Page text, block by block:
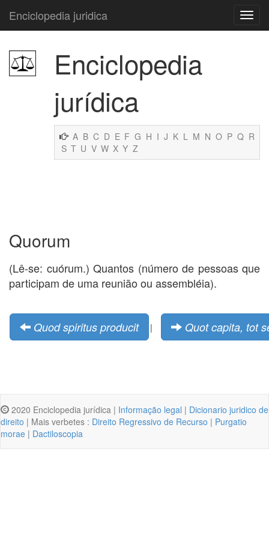
Enciclopedia juridica
Enciclopedia
jurídica
A B C D E F G H I J K L M N O P Q R
S T U V W X Y Z
Quorum
(Lê-se: cuórum.) Quantos (número de pessoas que
participam de uma reunião ou assembléia).
Quod spiritus producit | Quot capita, tot
2020 Enciclopedia jurídica | Informação legal | Dicionario juridico de
direito | Mais verbetes : Direito Regressivo de Recurso | Purgatio
morae | Dactiloscopia